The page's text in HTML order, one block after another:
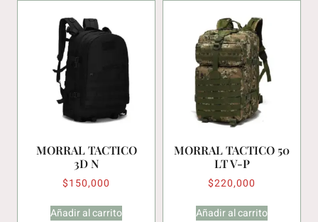
MORRAL TACTICO
3D N
$150,000
Añadir al carrito
MORRAL TACTICO 50
LT V-P
$220,000
Añadir al carrito